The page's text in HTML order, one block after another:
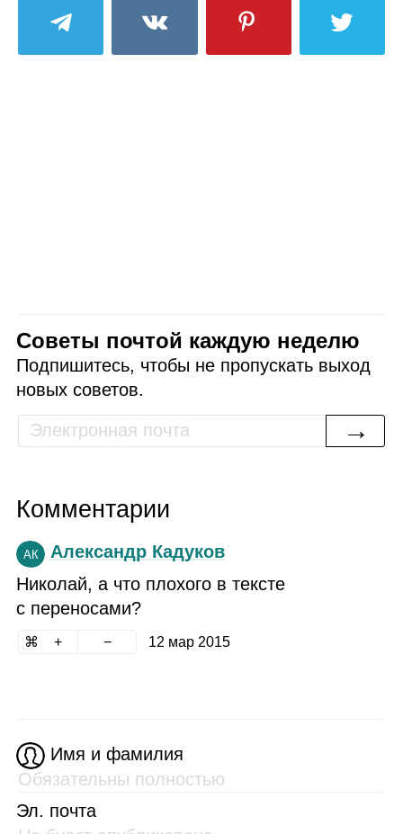
Советы почтой каждую неделю
Подпишитесь, чтобы не пропускать выход
новых советов.
→
Комментарии
АК
Александр Кадуков
Николай, а что плохого в тексте
с переносами?
12 мар 2015
Имя и фамилия
Эл. почта